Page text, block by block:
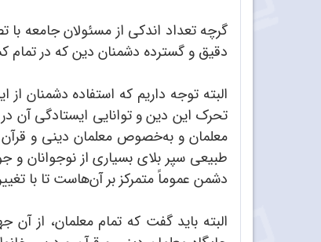
گرچه تعداد اندکی از مسئولان جامعه
دقیق و گسترده دشمنان دین که در تمام
البته توجه داریم که استفاده دشمنان
تحرک این دین و توانایی ایستادگی آن
معلمان و به‌خصوص معلمان دینی و
طبیعی سپر بلای بسیاری از نوجوانان و
دشمن عموماً متمرکز بر آن‌هاست تا با
البته باید گفت که تمام معلمان، از